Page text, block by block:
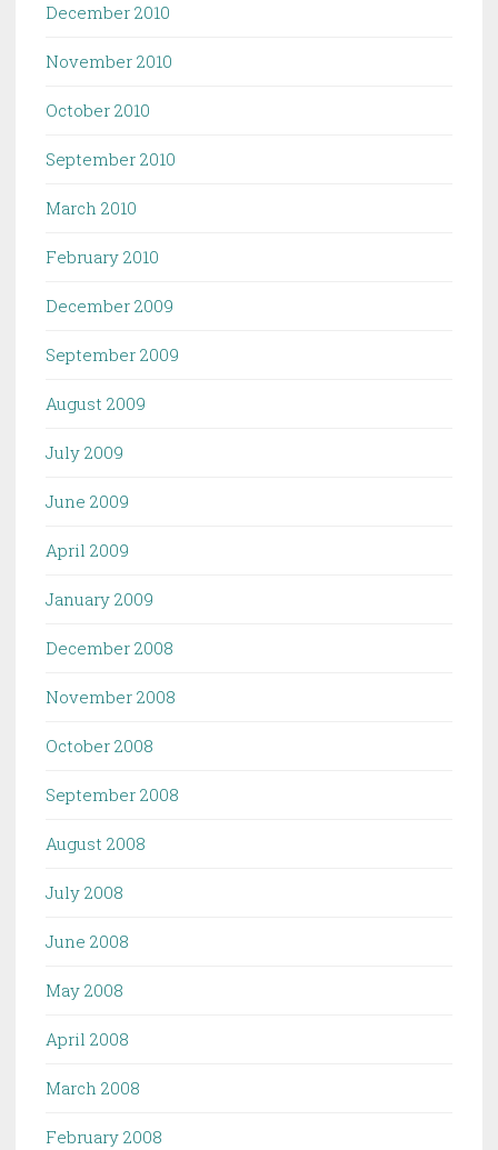
December 2010
November 2010
October 2010
September 2010
March 2010
February 2010
December 2009
September 2009
August 2009
July 2009
June 2009
April 2009
January 2009
December 2008
November 2008
October 2008
September 2008
August 2008
July 2008
June 2008
May 2008
April 2008
March 2008
February 2008